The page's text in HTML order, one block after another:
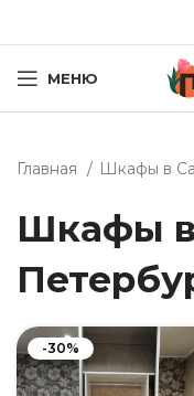
МЕНЮ
Главная Шкафы в
Шкафы в
-30%